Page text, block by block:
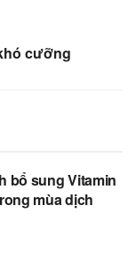
cưỡng
bổ sung Vitamin
mùa dịch